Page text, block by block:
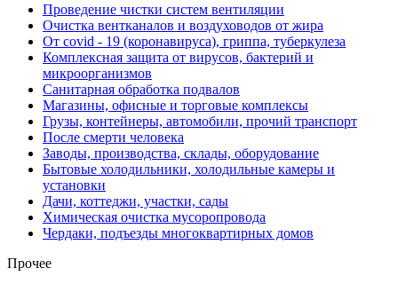
Проведение чистки систем вентиляции
Очистка вентканалов и воздуховодов от жира
От covid - 19 (коронавируса), гриппа, туберкулеза
Комплексная защита от вирусов, бактерий и
микроорганизмов
Санитарная обработка подвалов
Магазины, офисные и торговые комплексы
Грузы, контейнеры, автомобили, прочий транспорт
После смерти человека
Заводы, производства, склады, оборудование
Бытовые холодильники, холодильные камеры и
установки
Дачи, коттеджи, участки, сады
Химическая очистка мусоропровода
Чердаки, подъезды многоквартирных домов
Прочее